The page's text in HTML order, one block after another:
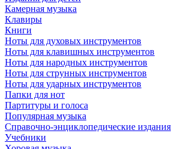
Камерная музыка
Клавиры
Книги
Ноты для духовых инструментов
Ноты для клавишных инструментов
Ноты для народных инструментов
Ноты для струнных инструментов
Ноты для ударных инструментов
Папки для нот
Партитуры и голоса
Популярная музыка
Справочно-энциклопедические издания
Учебники